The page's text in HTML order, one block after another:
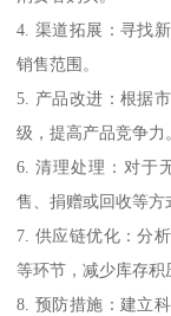
4. 渠道拓展：寻找
销售范围。
5. 产品改进：根据
级，提高产品竞争力
6. 清理处理：对于
售、捐赠或回收等方
7. 供应链优化：分
等环节，减少库存积
8. 预防措施：建立